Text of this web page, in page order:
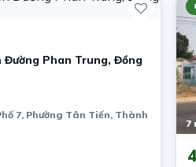
Phan Trung, Đồng
7, Phường Tân Tiến, Thành phố
7